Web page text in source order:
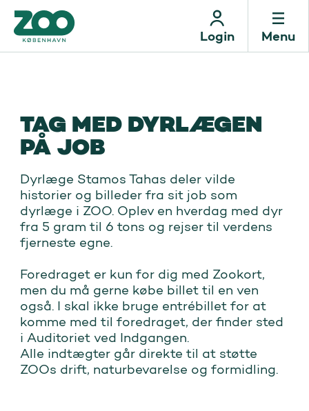
Menu
Login
TAG MED DYRLÆGEN
PÅ JOB
Dyrlæge Stamos Tahas deler vilde
historier og billeder fra sit job som
dyrlæge i ZOO. Oplev en hverdag med dyr
fra 5 gram til 6 tons og rejser til verdens
fjerneste egne.
Foredraget er kun for dig med Zookort,
men du må gerne købe billet til en ven
også. I skal ikke bruge entrébillet for at
komme med til foredraget, der finder sted
i Auditoriet ved Indgangen.
Alle indtægter går direkte til at støtte
ZOOs drift, naturbevarelse og formidling.